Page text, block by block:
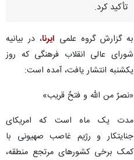
تأکید کرد.
به گزارش گروه علمی ایرنا، در بیانیه
شورای عالی انقلاب فرهنگی که روز
یکشنبه انتشار یافت، آمده است:
«نصرٌ من الله و فتحٌ قریب»
مدت یک ماه است که امریکای
جنایتکار و رژیم غاصب صهیونی با
کمک برخی کشورهای مرتجع منطقه،